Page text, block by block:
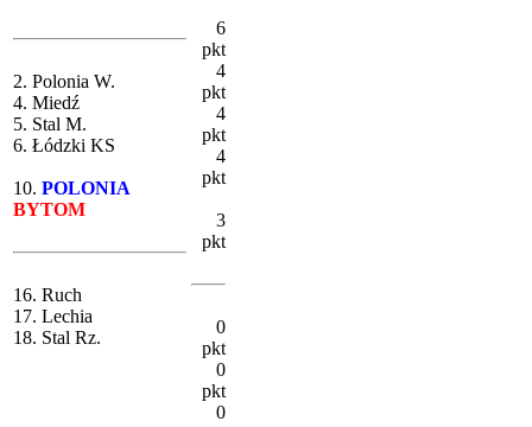
2. Polonia W.
4. Miedź
5. Stal M.
6. Łódzki KS
10. POLONIA
BYTOM
16. Ruch
17. Lechia
18. Stal Rz.
6
pkt
4
pkt
4
pkt
4
pkt
3
pkt
0
pkt
0
pkt
0